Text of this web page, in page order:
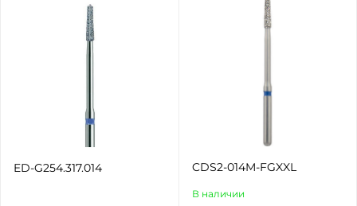
ED-G254.317.014 CDS2-014M-FGXXL
В наличии